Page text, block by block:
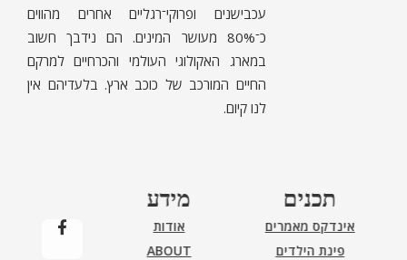
עכבישנים ופרוקי־רגליים אחרים מהווים
כ־80% מעושר המינים. הם נידבך חשוב
במארג האקולוגי העולמי והכרחיים למרקם
החיים המורכב של כוכב ארץ. בלעדיהם אין
לנו קיום.
תכנים
אינדקס מאמרים
פינת הילדים
מידע
אודות
ABOUT